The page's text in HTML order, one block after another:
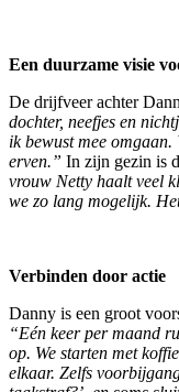
Een duurzame visie
De drijfveer achter
dochter, neefjes en
ik bewust mee omgaan.
erven.” In zijn gezin is
vrouw Netty haalt veel
we zo lang mogelijk.
Verbinden door actie
Danny is een groot
“Eén keer per maand
op. We starten met
elkaar. Zelfs